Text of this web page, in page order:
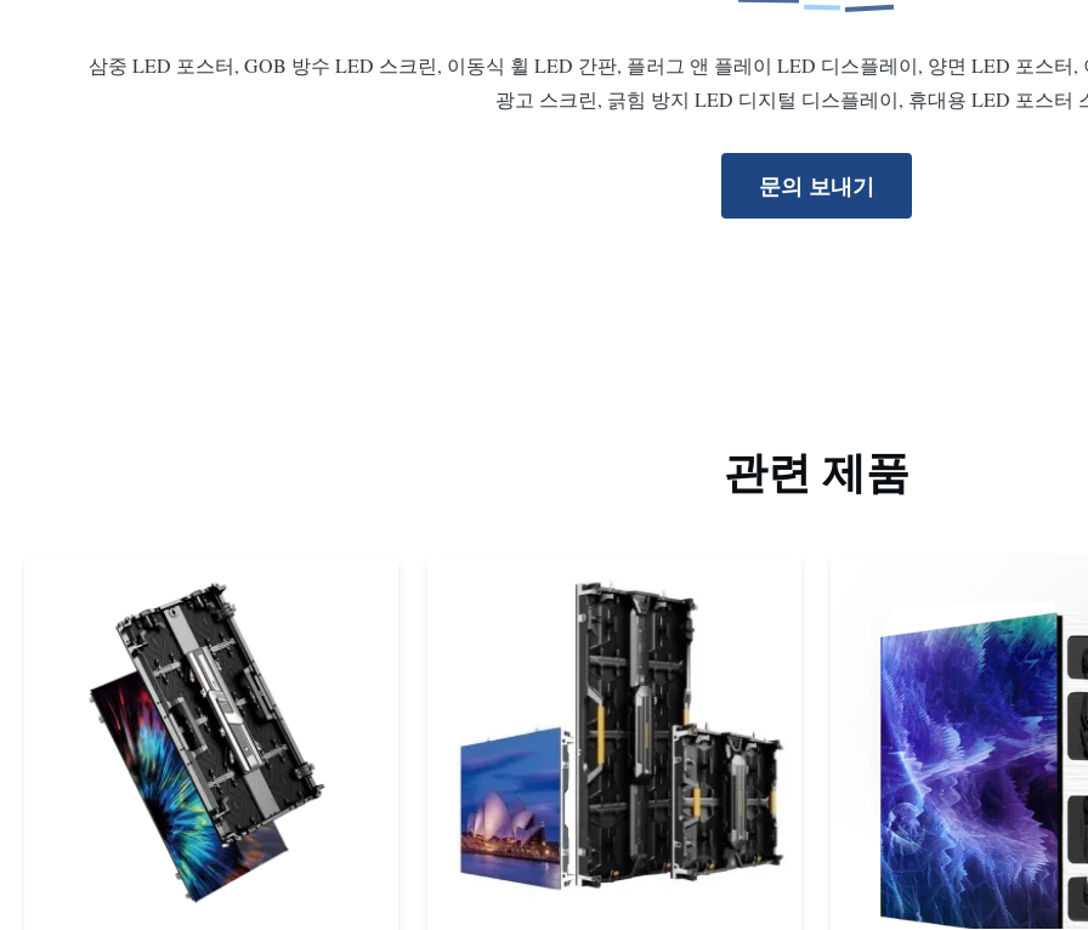
삼중 LED 포스터, GOB 방수 LED 스크린, 이동식 휠 LED 간판, 플러그 앤 플레이 LED 디스플레이, 양면 LED 포스터
광고 스크린, 긁힘 방지 LED 디지털 디스플레이, 휴대용 LED 포스터
문의 보내기
관련 제품